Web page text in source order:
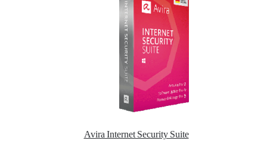
Avira Internet Security Suite